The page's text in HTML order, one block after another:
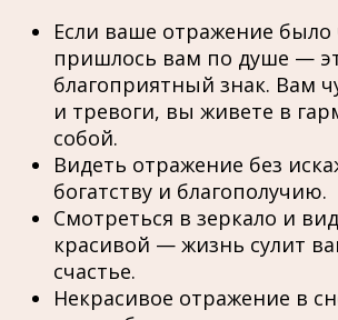
Если ваше отражение было
пришлось вам по душе —
благоприятный знак. Вам
и тревоги, вы живете в
собой.
Видеть отражение без
богатству и благополучию.
Смотреться в зеркало и
красивой — жизнь сулит
счастье.
Некрасивое отражение в